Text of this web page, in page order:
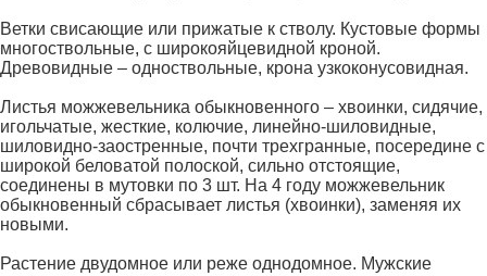
Ветки свисающие или прижатые к стволу. Кустовые формы
многоствольные, с широкояйцевидной кроной.
Древовидные – одноствольные, крона узкоконусовидная.
Листья можжевельника обыкновенного – хвоинки, сидячие,
игольчатые, жесткие, колючие, линейно-шиловидные,
шиловидно-заостренные, почти трехгранные, посередине с
широкой беловатой полоской, сильно отстоящие,
соединены в мутовки по 3 шт. На 4 году можжевельник
обыкновенный сбрасывает листья (хвоинки), заменяя их
новыми.
Растение двудомное или реже однодомное. Мужские